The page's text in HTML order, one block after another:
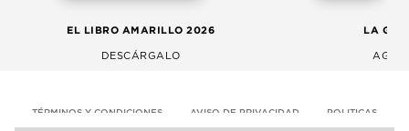
EL LIBRO AMARILLO 2026
DESCÁRGALO
LA
TÉRMINOS Y CONDICIONES AVISO DE PRIVACIDAD POLITICAS